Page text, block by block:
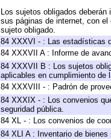
Los sujetos obligados
sus páginas de internet, con
sujeto obligado.
84 XXXVI - : Las estadísticas
84 XXXVII A : Informe de
84 XXXVII B : Los sujetos
aplicables en cumplimiento de
84 XXXVIII - : Padrón de
84 XXXIX - : Los convenios
seguridad pública.
84 XL - : Los convenios de
84 XLI A : Inventario de bienes